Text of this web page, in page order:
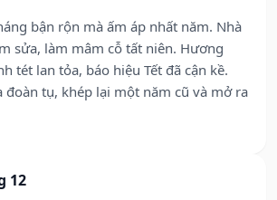
bận rộn mà ấm áp nhất năm. Nhà
sửa, làm mâm cỗ tất niên. Hương
tét lan tỏa, báo hiệu Tết đã cận kề.
đoàn tụ, khép lại một năm cũ và mở ra
12